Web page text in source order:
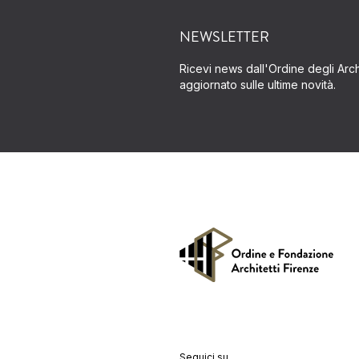
NEWSLETTER
Ricevi news dall'Ordine degli
aggiornato sulle ultime novità.